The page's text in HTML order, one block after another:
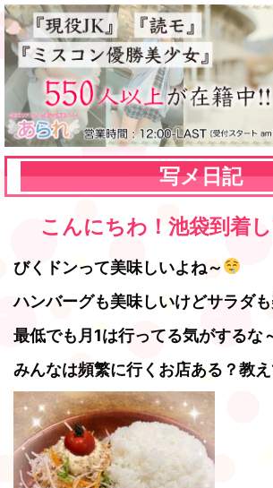
写メ日記
こんにちわ！池袋到着
びくドンって美味しいよね～
ハンバーグも美味しいけどサラダ
最低でも月1は行ってる気がするな
みんなは頻繁に行くお店ある？教